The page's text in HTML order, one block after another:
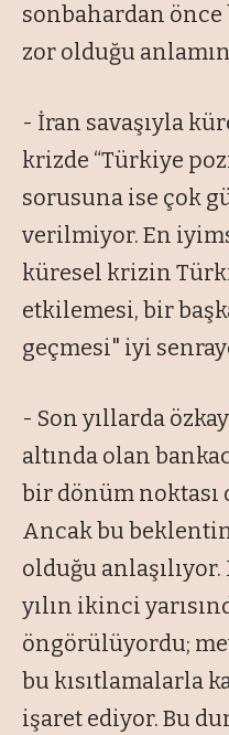
sonbahardan
zor olduğu
- İran savaşıyla
krizde “Türkiye
sorusuna ise çok
verilmiyor. En
küresel krizin
etkilemesi, bir
geçmesi" iyi
- Son yıllarda
altında olan
bir dönüm noktası
Ancak bu
olduğu
yılın ikinci
öngörülüyordu;
bu kısıtlamalarla
işaret ediyor. Bu